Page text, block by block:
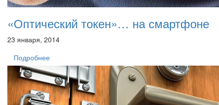
«Оптический токен»… на смартфоне
23 января, 2014
Подробнее